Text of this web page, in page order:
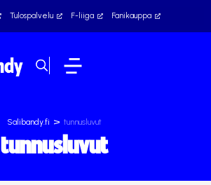
Tulospalvelu F-liiga Fanikauppa
Salibandy.fi > tunnusluvut
tunnusluvut